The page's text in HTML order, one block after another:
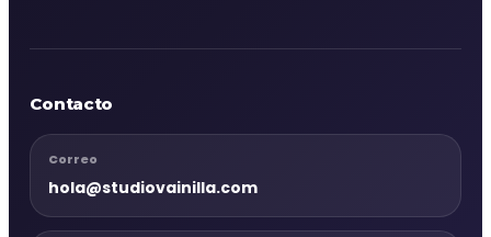
Contacto
Correo
hola@studiovainilla.com